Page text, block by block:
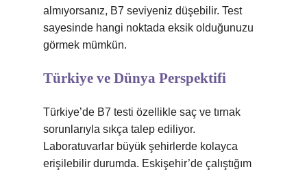
almıyorsanız, B7 seviyeniz düşebilir. Test
sayesinde hangi noktada eksik olduğunuzu
görmek mümkün.
Türkiye ve Dünya Perspektifi
Türkiye’de B7 testi özellikle saç ve tırnak
sorunlarıyla sıkça talep ediliyor.
Laboratuvarlar büyük şehirlerde kolayca
erişilebilir durumda. Eskişehir’de çalıştığım